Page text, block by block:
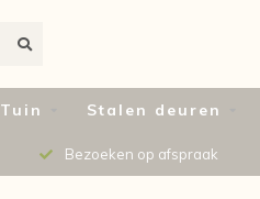
Tuin Stalen deuren
Bezoeken op afspraak